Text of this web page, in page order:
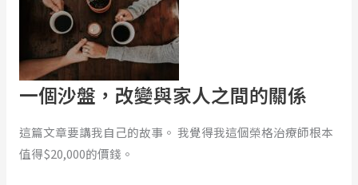
一個沙盤，改變與家人之間的關係
這篇文章要講我自己的故事。 我覺得我這個榮格治療師根本
值得$20,000的價錢。
變
與
人
之